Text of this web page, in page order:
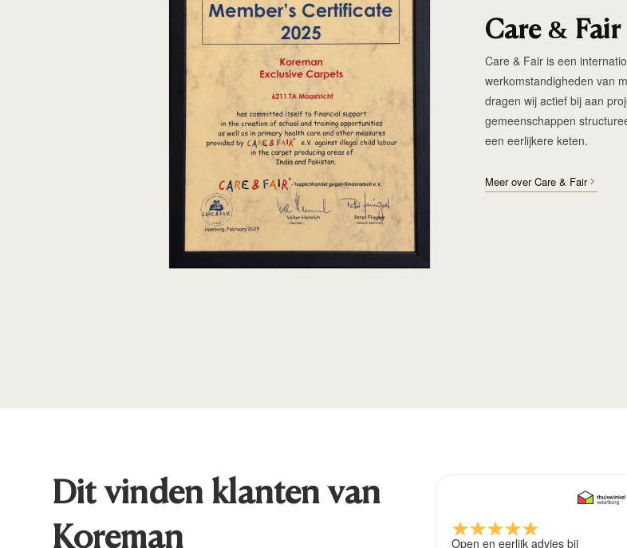
Care & Fair
Care & Fair is een
werkomstandigheden van
dragen wij actief bij aan
gemeenschappen
een eerlijkere keten.
Meer over Care & Fair
Dit vinden klanten van
Koreman
Open en eerlijk advies bij